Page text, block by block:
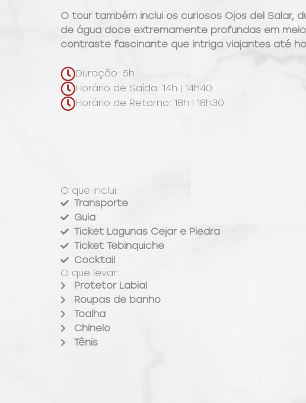
O tour também inclui os curiosos Ojos del Salar,
de água doce extremamente profundas em
contraste fascinante que intriga viajantes até
Duração: 5h
Horário de Saída: 14h | 14h40
Horário de Retorno: 18h | 18h30
O que inclui:
Transporte
Guia
Ticket Lagunas Cejar e Piedra
Ticket Tebinquiche
Cocktail
O que levar:
Protetor Labial
Roupas de banho
Toalha
Chinelo
Tênis